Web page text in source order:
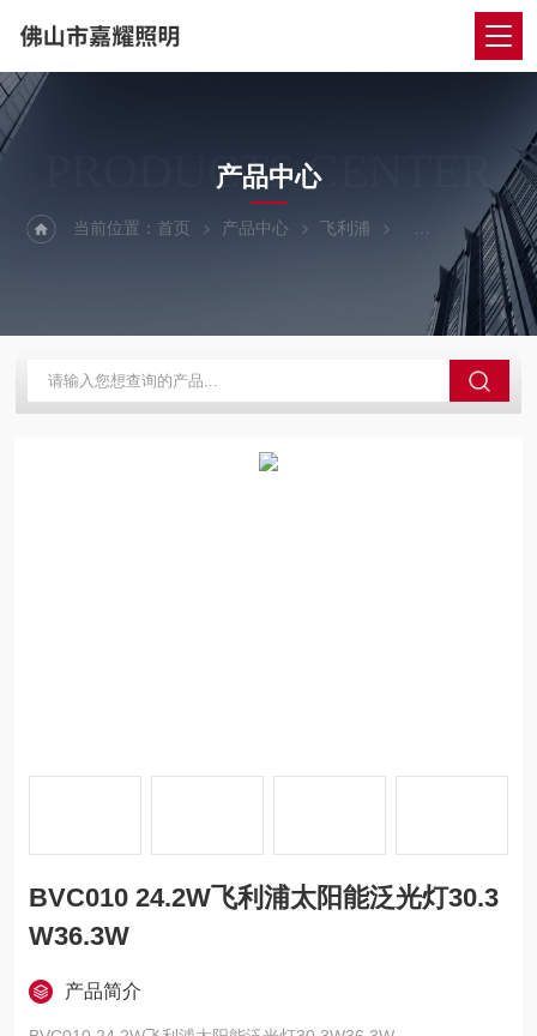
PRODUCTS CENTER
产品中心
当前位置：首页 产品中心 飞利浦 飞利浦太阳能
BVC010 24.2W飞利浦太阳能泛光灯30.3
W36.3W
产品简介